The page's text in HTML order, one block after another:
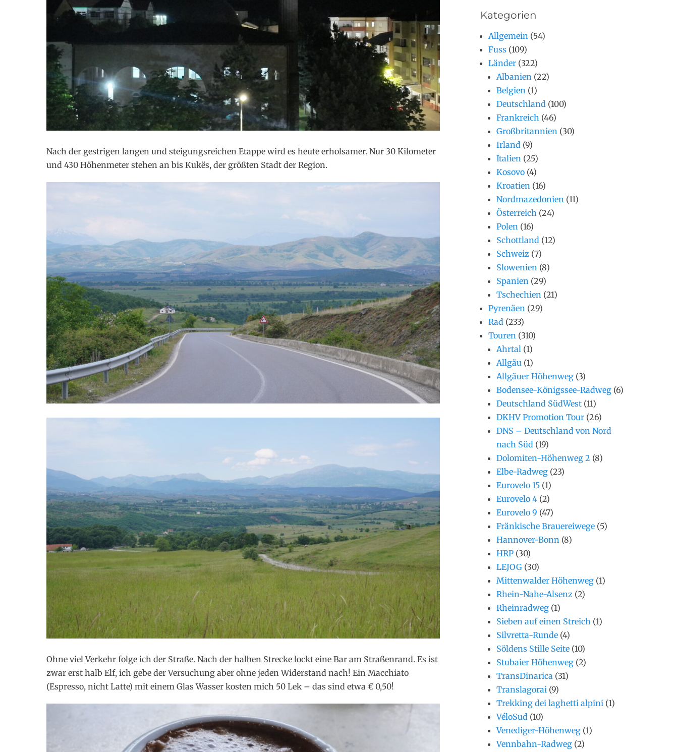
Nach der gestrigen langen und steigungsreichen Etappe wird es heute erholsamer. Nur 30 Kilometer
und 430 Höhenmeter stehen an bis Kukës, der größten Stadt der Region.
Ohne viel Verkehr folge ich der Straße. Nach der halben Strecke lockt eine Bar am Straßenrand. Es ist
zwar erst halb Elf, ich gebe der Versuchung aber ohne jeden Widerstand nach! Ein Macchiato
(Espresso, nicht Latte) mit einem Glas Wasser kosten mich 50 Lek – das sind etwa € 0,50!
Kategorien
Allgemein (54)
Fuss (109)
Länder (322)
Albanien (22)
Belgien (1)
Deutschland (100)
Frankreich (46)
Großbritannien (30)
Irland (9)
Italien (25)
Kosovo (4)
Kroatien (16)
Nordmazedonien (11)
Österreich (24)
Polen (16)
Schottland (12)
Schweiz (7)
Slowenien (8)
Spanien (29)
Tschechien (21)
Pyrenäen (29)
Rad (233)
Touren (310)
Ahrtal (1)
Allgäu (1)
Allgäuer Höhenweg (3)
Bodensee-Königssee-Radweg (6)
Deutschland SüdWest (11)
DKHV Promotion Tour (26)
DNS – Deutschland von Nord
nach Süd (19)
Dolomiten-Höhenweg 2 (8)
Elbe-Radweg (23)
Eurovelo 15 (1)
Eurovelo 4 (2)
Eurovelo 9 (47)
Fränkische Brauereiwege (5)
Hannover-Bonn (8)
HRP (30)
LEJOG (30)
Mittenwalder Höhenweg (1)
Rhein-Nahe-Alsenz (2)
Rheinradweg (1)
Sieben auf einen Streich (1)
Silvretta-Runde (4)
Söldens Stille Seite (10)
Stubaier Höhenweg (2)
TransDinarica (31)
Translagorai (9)
Trekking dei laghetti alpini (1)
VéloSud (10)
Venediger-Höhenweg (1)
Vennbahn-Radweg (2)